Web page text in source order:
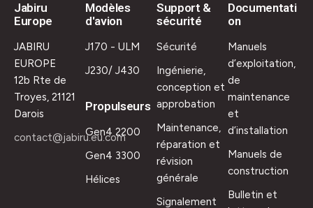
Jabiru
Europe
JABIRU
EUROPE
12b Rte de
Troyes, 21121
Darois
contact@jabiru.eu.com
Modèles
d'avion
J170 - ULM
J230/ J430
Propulseurs
Gen4 2200
Gen4 3300
Hélices
Support &
sécurité
Sécurité
Ingénierie,
conception et
approbation
Maintenance,
réparation et
révision
générale
Signalement
Documentati
on
Manuels
d’exploitation,
de
maintenance
et
d’installation
Manuels de
construction
Bulletin et